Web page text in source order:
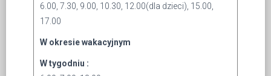
6.00, 7.30, 9.00, 10.30, 12.00(dla dzieci), 15.00,
17.00
W okresie wakacyjnym
W tygodniu :